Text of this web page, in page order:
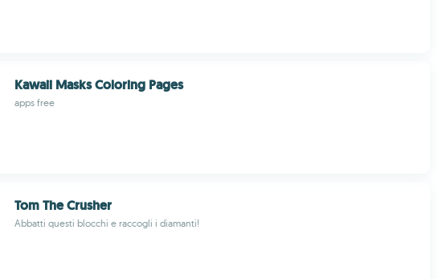
Kawaii Masks Coloring Pages
apps free
Tom The Crusher
Abbatti questi blocchi e raccogli i diamanti!